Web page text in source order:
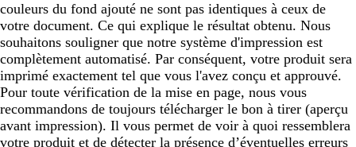
couleurs du fond ajouté ne sont pas identiques à ceux de
votre document. Ce qui explique le résultat obtenu. Nous
souhaitons souligner que notre système d'impression est
complètement automatisé. Par conséquent, votre produit sera
imprimé exactement tel que vous l'avez conçu et approuvé.
Pour toute vérification de la mise en page, nous vous
recommandons de toujours télécharger le bon à tirer (aperçu
avant impression). Il vous permet de voir à quoi ressemblera
votre produit et de détecter la présence d’éventuelles erreurs